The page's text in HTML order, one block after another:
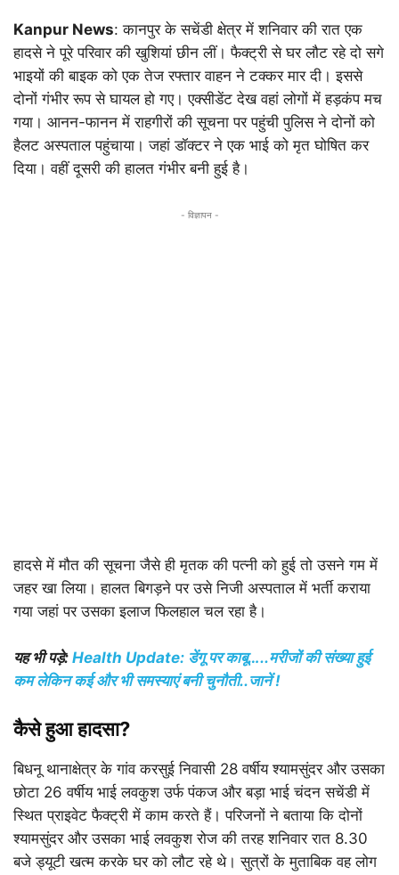
Kanpur News: कानपुर के सचेंडी क्षेत्र में शनिवार की रात एक
हादसे ने पूरे परिवार की खुशियां छीन लीं। फैक्ट्री से घर लौट रहे दो सगे
भाइयों की बाइक को एक तेज रफ्तार वाहन ने टक्कर मार दी। इससे
दोनों गंभीर रूप से घायल हो गए। एक्सीडेंट देख वहां लोगों में हड़कंप मच
गया। आनन-फानन में राहगीरों की सूचना पर पहुंची पुलिस ने दोनों को
हैलट अस्पताल पहुंचाया। जहां डॉक्टर ने एक भाई को मृत घोषित कर
दिया। वहीं दूसरी की हालत गंभीर बनी हुई है।
- विज्ञापन -
हादसे में मौत की सूचना जैसे ही मृतक की पत्नी को हुई तो उसने गम में
जहर खा लिया। हालत बिगड़ने पर उसे निजी अस्पताल में भर्ती कराया
गया जहां पर उसका इलाज फिलहाल चल रहा है।
यह भी पड़े: Health Update: डेंगू पर काबू…..मरीजों की संख्या हुई
कम लेकिन कई और भी समस्याएं बनी चुनौती..जानें !
कैसे हुआ हादसा?
बिधनू थानाक्षेत्र के गांव करसुई निवासी 28 वर्षीय श्यामसुंदर और उसका
छोटा 26 वर्षीय भाई लवकुश उर्फ पंकज और बड़ा भाई चंदन सचेंडी में
स्थित प्राइवेट फैक्ट्री में काम करते हैं। परिजनों ने बताया कि दोनों
श्यामसुंदर और उसका भाई लवकुश रोज की तरह शनिवार रात 8.30
बजे ड्यूटी खत्म करके घर को लौट रहे थे। सुत्रों के मुताबिक वह लोग